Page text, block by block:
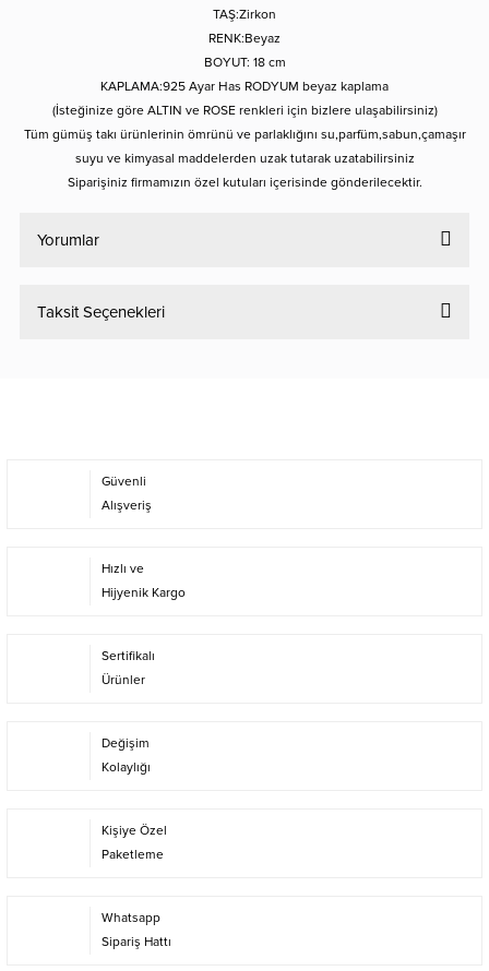
TAŞ:Zirkon
RENK:Beyaz
BOYUT: 18 cm
KAPLAMA:925 Ayar Has RODYUM beyaz kaplama
(İsteğinize göre ALTIN ve ROSE renkleri için bizlere ulaşabilirsiniz)
Tüm gümüş takı ürünlerinin ömrünü ve parlaklığını su,parfüm,sabun,çamaşır
suyu ve kimyasal maddelerden uzak tutarak uzatabilirsiniz
Siparişiniz firmamızın özel kutuları içerisinde gönderilecektir.
Yorumlar
Taksit Seçenekleri
Güvenli
Alışveriş
Hızlı ve
Hijyenik Kargo
Sertifikalı
Ürünler
Değişim
Kolaylığı
Kişiye Özel
Paketleme
Whatsapp
Sipariş Hattı